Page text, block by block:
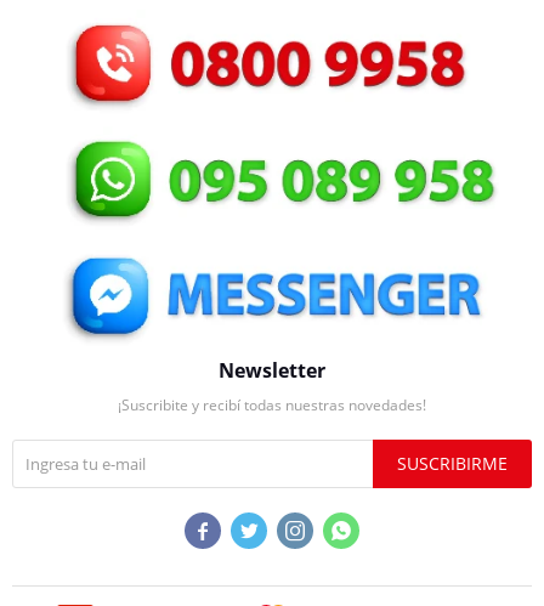
Newsletter
¡Suscribite y recibí todas nuestras novedades!
SUSCRIBIRME
   